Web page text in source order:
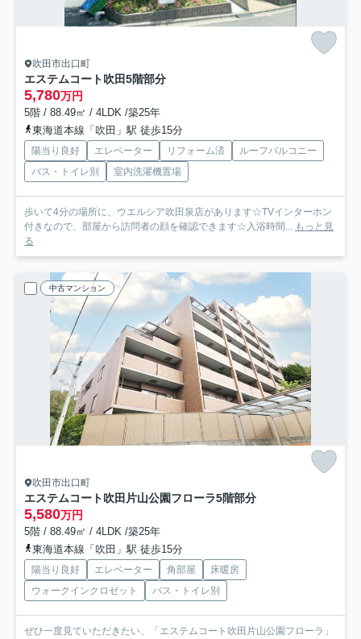
吹田市出口町
エステムコート吹田5階部分
5,780万円
5階 / 88.49㎡ / 4LDK /築25年
東海道本線「吹田」駅 徒歩15分
陽当り良好 エレベーター リフォーム済
ルーフバルコニー
バス・トイレ別
室内洗濯機置場
歩いて4分の場所に、ウエルシア吹田泉店があります☆TVインターホン
付きなので、部屋から訪問者の顔を確認できます☆入浴時間... もっと見
る
中古マンション
吹田市出口町
エステムコート吹田片山公園フローラ5階部分
5,580万円
5階 / 88.49㎡ / 4LDK /築25年
東海道本線「吹田」駅 徒歩15分
陽当り良好 エレベーター 角部屋
床暖房
ウォークインクロゼット
バス・トイレ別
ぜひ一度見ていただきたい、「エステムコート吹田片山公園フローラ」